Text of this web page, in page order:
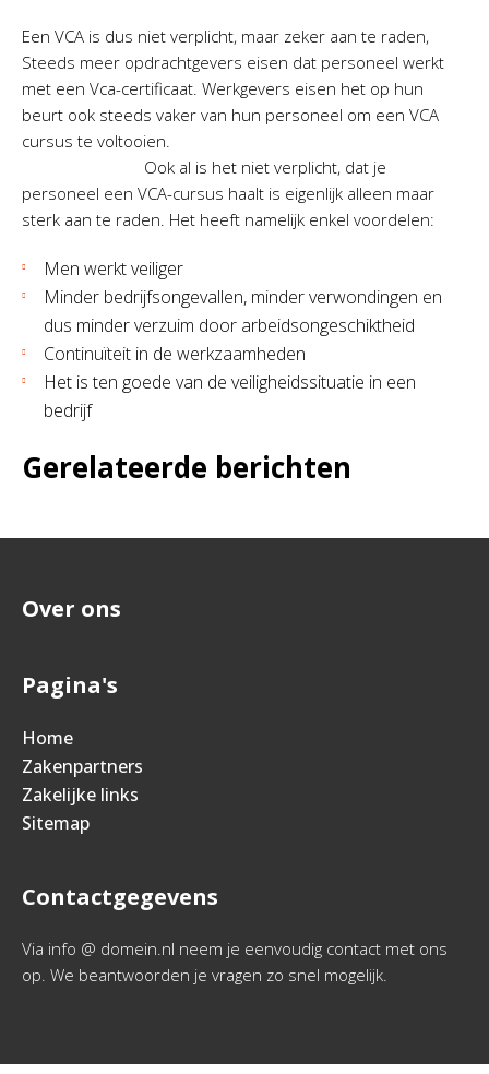
Een VCA is dus niet verplicht, maar zeker aan te raden,
Steeds meer opdrachtgevers eisen dat personeel werkt
met een Vca-certificaat. Werkgevers eisen het op hun
beurt ook steeds vaker van hun personeel om een VCA
cursus te voltooien.
Ook al is het niet verplicht, dat je
personeel een VCA-cursus haalt is eigenlijk alleen maar
sterk aan te raden. Het heeft namelijk enkel voordelen:
Men werkt veiliger
Minder bedrijfsongevallen, minder verwondingen en
dus minder verzuim door arbeidsongeschiktheid
Continuïteit in de werkzaamheden
Het is ten goede van de veiligheidssituatie in een
bedrijf
Gerelateerde berichten
Over ons
Pagina's
Home
Zakenpartners
Zakelijke links
Sitemap
Contactgegevens
Via info @ domein.nl neem je eenvoudig contact met ons
op. We beantwoorden je vragen zo snel mogelijk.